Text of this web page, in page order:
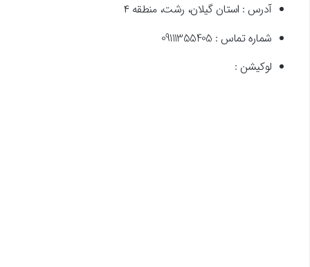
آدرس : استان گیلان، رشت، منطقه ۴
شماره تماس : 09111355405
لوکیشن :